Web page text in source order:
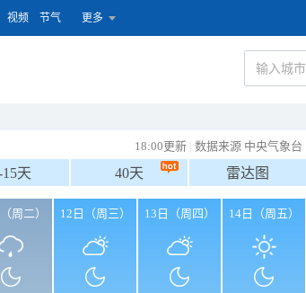
视频 节气 更多
18:00更新 | 数据来源 中央气象台
15天 40天 雷达图
周二） 12日（周三） 13日（周四） 14日（周五）